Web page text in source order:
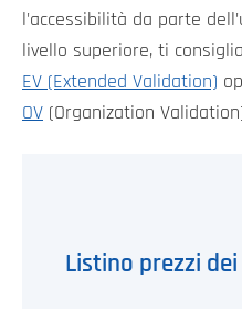
l'accessibilità da parte
livello superiore, ti
EV (Extended Validation)
OV (Organization
Listino prezzi